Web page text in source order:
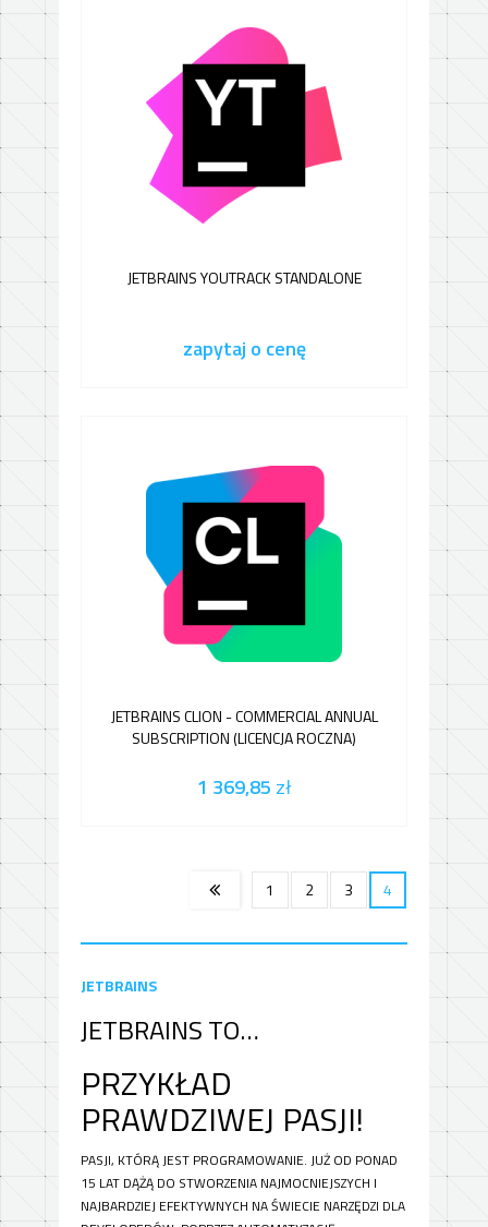
JETBRAINS YOUTRACK STANDALONE
zapytaj o cenę
JETBRAINS CLION - COMMERCIAL ANNUAL
SUBSCRIPTION (LICENCJA ROCZNA)
1 369,85 zł
1 2 3 4
JETBRAINS
JETBRAINS TO…
PRZYKŁAD
PRAWDZIWEJ PASJI!
PASJI, KTÓRĄ JEST PROGRAMOWANIE. JUŻ OD PONAD
15 LAT DĄŻĄ DO STWORZENIA NAJMOCNIEJSZYCH I
NAJBARDZIEJ EFEKTYWNYCH NA ŚWIECIE NARZĘDZI DLA